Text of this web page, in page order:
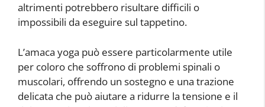
altrimenti potrebbero risultare difficili o
impossibili da eseguire sul tappetino.
L’amaca yoga può essere particolarmente utile
per coloro che soffrono di problemi spinali o
muscolari, offrendo un sostegno e una trazione
delicata che può aiutare a ridurre la tensione e il